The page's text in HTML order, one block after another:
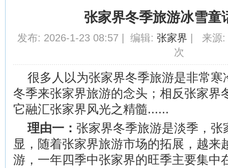
张家界冬季旅游冰雪童
发布: 2026-1-23 08:57 | 编辑: 张家界 | 来源:
次
很多人以为张家界冬季旅游是非常寒
冬季来张家界旅游的念头；相反张家界
它融汇张家界风光之精髓......
理由一：张家界冬季旅游是淡季，张
显，随着张家界旅游市场的拓展，越来
游，一年四季中张家界的旺季主要集中